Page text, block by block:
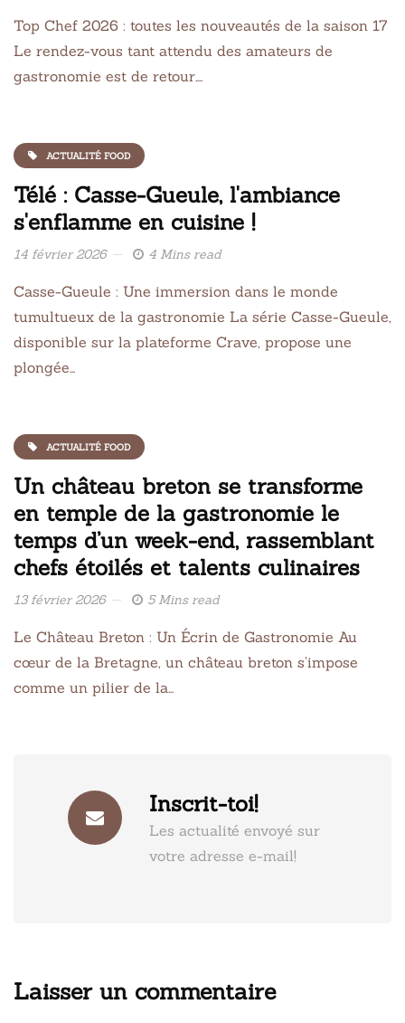
Top Chef 2026 : toutes les nouveautés de la saison 17
Le rendez-vous tant attendu des amateurs de
gastronomie est de retour….
ACTUALITÉ FOOD
Télé : Casse-Gueule, l'ambiance
s'enflamme en cuisine !
14 février 2026 4 Mins read
Casse-Gueule : Une immersion dans le monde
tumultueux de la gastronomie La série Casse-Gueule,
disponible sur la plateforme Crave, propose une
plongée…
ACTUALITÉ FOOD
Un château breton se transforme
en temple de la gastronomie le
temps d’un week-end, rassemblant
chefs étoilés et talents culinaires
13 février 2026 5 Mins read
Le Château Breton : Un Écrin de Gastronomie Au
cœur de la Bretagne, un château breton s’impose
comme un pilier de la…
Inscrit-toi!
Les actualité envoyé sur
votre adresse e-mail!
Laisser un commentaire